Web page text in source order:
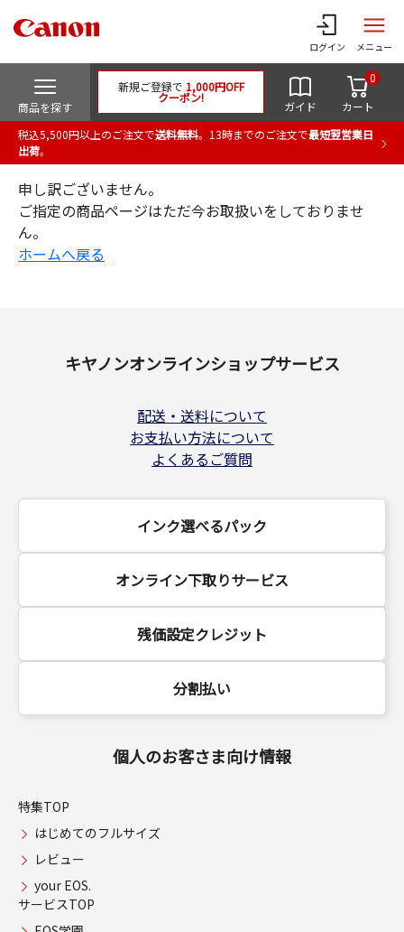
ログイン メニュー
商品を探す
新規ご登録で 1,000円OFF
クーポン!
ガイド カート
0
税込5,500円以上のご注文で送料無料。13時までのご注文で最短翌営業日
出荷。
申し訳ございません。
ご指定の商品ページはただ今お取扱いをしておりませ
ん。
ホームへ戻る
キヤノンオンラインショップサービス
配送・送料について
お支払い方法について
よくあるご質問
インク選べるパック
オンライン下取りサービス
残価設定クレジット
分割払い
個人のお客さま向け情報
特集TOP
はじめてのフルサイズ
レビュー
your EOS.
サービスTOP